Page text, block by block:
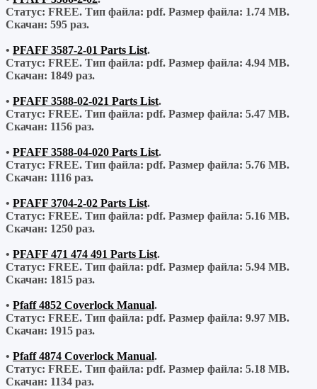
Статус: FREE. Тип файла: pdf. Размер файла: 1.74 MB.
Скачан: 595 раз.
• PFAFF 3587-2-01 Parts List.
Статус: FREE. Тип файла: pdf. Размер файла: 4.94 MB.
Скачан: 1849 раз.
• PFAFF 3588-02-021 Parts List.
Статус: FREE. Тип файла: pdf. Размер файла: 5.47 MB.
Скачан: 1156 раз.
• PFAFF 3588-04-020 Parts List.
Статус: FREE. Тип файла: pdf. Размер файла: 5.76 MB.
Скачан: 1116 раз.
• PFAFF 3704-2-02 Parts List.
Статус: FREE. Тип файла: pdf. Размер файла: 5.16 MB.
Скачан: 1250 раз.
• PFAFF 471 474 491 Parts List.
Статус: FREE. Тип файла: pdf. Размер файла: 5.94 MB.
Скачан: 1815 раз.
• Pfaff 4852 Coverlock Manual.
Статус: FREE. Тип файла: pdf. Размер файла: 9.97 MB.
Скачан: 1915 раз.
• Pfaff 4874 Coverlock Manual.
Статус: FREE. Тип файла: pdf. Размер файла: 5.18 MB.
Скачан: 1134 раз.